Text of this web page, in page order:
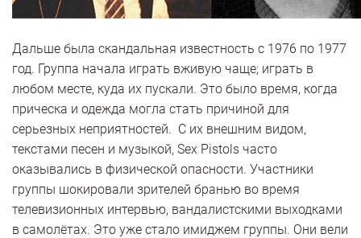
Дальше была скандальная известность с 1976 по 1977
год. Группа начала играть вживую чаще; играть в
любом месте, куда их пускали. Это было время, когда
прическа и одежда могла стать причиной для
серьезных неприятностей. С их внешним видом,
текстами песен и музыкой, Sex Pistols часто
оказывались в физической опасности. Участники
группы шокировали зрителей бранью во время
телевизионных интервью, вандалистскими выходками
в самолётах. Это уже стало имиджем группы. Они вели